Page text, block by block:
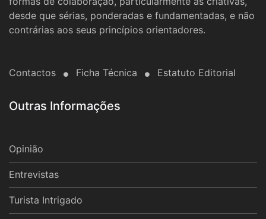
desde que sérias, ponderadas e fundamentadas, e não
contrárias aos seus princípios orientadores.
Contactos Ficha Técnica Estatuto Editorial
Outras Informações
Opinião
Entrevistas
Turista Intrigado